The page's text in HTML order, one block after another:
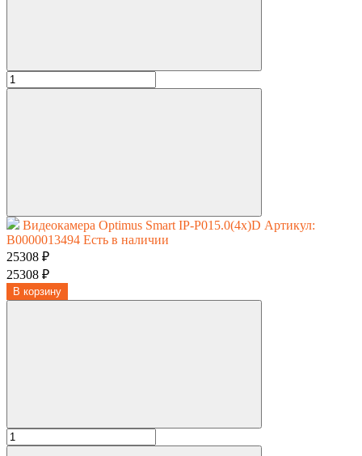
Видеокамера Optimus Smart IP-P015.0(4x)D Артикул:
В0000013494 Есть в наличии
25308 ₽
25308 ₽
В корзину